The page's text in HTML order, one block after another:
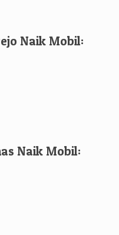
Naik Mobil:
Naik Mobil: